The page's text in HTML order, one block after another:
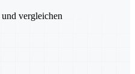
vergleichen